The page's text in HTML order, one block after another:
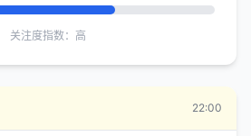
关注度指数：高
22:00